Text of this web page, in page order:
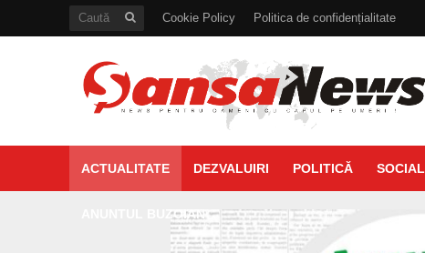
Cookie Policy Politica de confidențialitate
ACTUALITATE DEZVALUIRI POLITICĂ SOCIAL
ANUNTUL BUZOIAN